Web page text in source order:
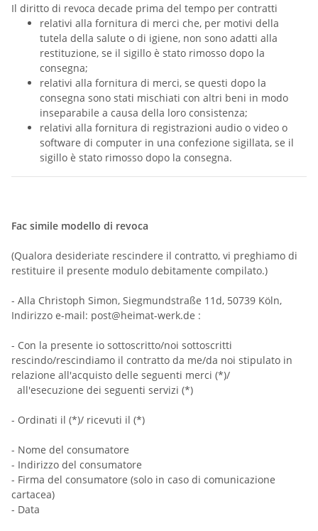
Il diritto di revoca decade prima del tempo per contratti
relativi alla fornitura di merci che, per motivi della
tutela della salute o di igiene, non sono adatti alla
restituzione, se il sigillo è stato rimosso dopo la
consegna;
relativi alla fornitura di merci, se questi dopo la
consegna sono stati mischiati con altri beni in modo
inseparabile a causa della loro consistenza;
relativi alla fornitura di registrazioni audio o video o
software di computer in una confezione sigillata, se il
sigillo è stato rimosso dopo la consegna.
Fac simile modello di revoca
(Qualora desideriate rescindere il contratto, vi preghiamo di
restituire il presente modulo debitamente compilato.)
- Alla Christoph Simon, Siegmundstraße 11d, 50739 Köln,
Indirizzo e-mail: post@heimat-werk.de :
- Con la presente io sottoscritto/noi sottoscritti
rescindo/rescindiamo il contratto da me/da noi stipulato in
relazione all'acquisto delle seguenti merci (*)/
all'esecuzione dei seguenti servizi (*)
- Ordinati il (*)/ ricevuti il (*)
- Nome del consumatore
- Indirizzo del consumatore
- Firma del consumatore (solo in caso di comunicazione
cartacea)
- Data